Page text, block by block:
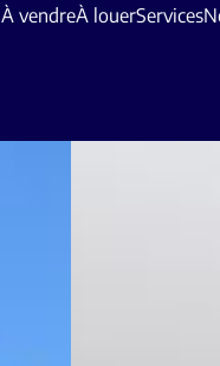
À vendreÀ louerServices